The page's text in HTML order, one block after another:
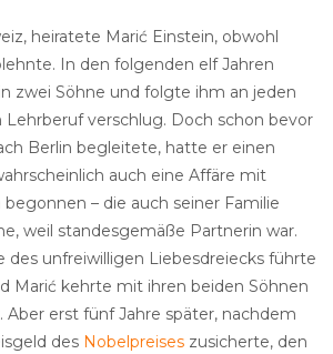
heiratete Marić Einstein, obwohl
In den folgenden elf Jahren
zwei Söhne und folgte ihm an jeden
Lehrberuf verschlug. Doch schon bevor
Berlin begleitete, hatte er einen
auch eine Affäre mit
begonnen – die auch seiner Familie
weil standesgemäße Partnerin war.
des unfreiwilligen Liebesdreiecks führte
Marić kehrte mit ihren beiden Söhnen
Aber erst fünf Jahre später, nachdem
des Nobelpreises zusicherte, den